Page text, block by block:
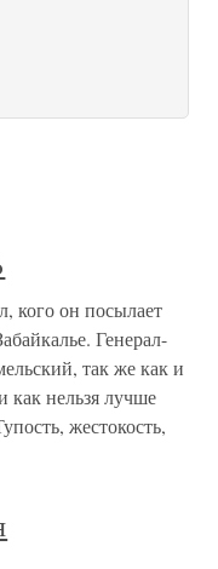
он посылает
Генерал-
так же как и
как нельзя лучше
жестокость,